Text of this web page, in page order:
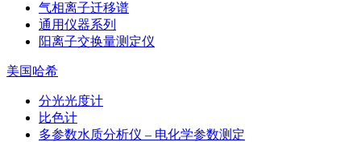
气相离子迁移谱
通用仪器系列
阳离子交换量测定仪
美国哈希
分光光度计
比色计
多参数水质分析仪 – 电化学参数测定